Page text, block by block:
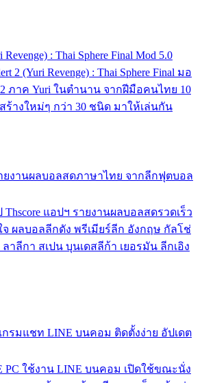
Revenge) : Thai Sphere Final Mod 5.0
2 (Yuri Revenge) : Thai Sphere Final มอ
2 ภาค Yuri ในตำนาน จากฝีมือคนไทย 10
ร้างใหม่ๆ กว่า 30 ชนิด มาให้เล่นกัน
ายงานผลบอลสดภาษาไทย จากลีกฟุตบอล
แอปฯ รายงานผลบอลสดรวดเร็ว
ผลบอลลีกดัง พรีเมียร์ลีก อังกฤษ กัลโช่
ลาลีกา สเปน บุนเดสลีก้า เยอรมัน ลีกเอิง
กรมแชท LINE บนคอม ติดตั้งง่าย อัปเดต
PC ใช้งาน LINE บนคอม เปิดใช้ขณะนั่ง